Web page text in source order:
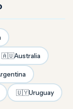
🇦🇺Australia
🇺🇾Uruguay